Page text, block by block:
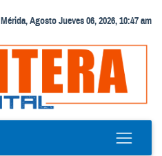
Mérida, Agosto Jueves 06, 2026, 10:47 am